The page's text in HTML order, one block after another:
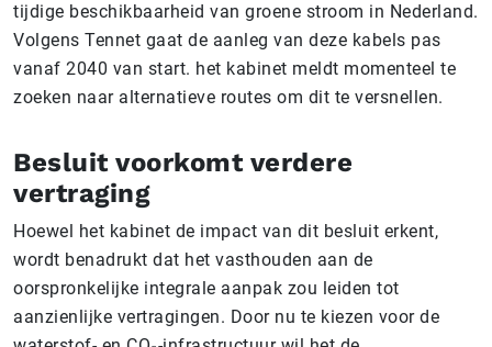
tijdige beschikbaarheid van groene stroom in Nederland.
Volgens Tennet gaat de aanleg van deze kabels pas
vanaf 2040 van start. het kabinet meldt momenteel te
zoeken naar alternatieve routes om dit te versnellen.
Besluit voorkomt verdere
vertraging
Hoewel het kabinet de impact van dit besluit erkent,
wordt benadrukt dat het vasthouden aan de
oorspronkelijke integrale aanpak zou leiden tot
aanzienlijke vertragingen. Door nu te kiezen voor de